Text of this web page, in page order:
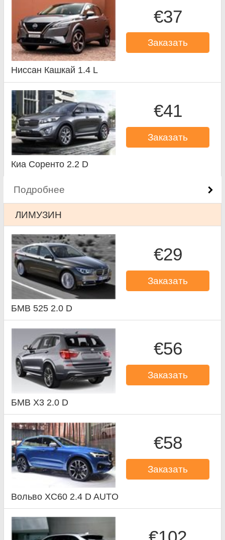
€37
Заказать
Ниссан Кашкай 1.4 L
€41
Заказать
Киа Соренто 2.2 D
Подробнее
ЛИМУЗИН
€29
Заказать
БМВ 525 2.0 D
€56
Заказать
БМВ X3 2.0 D
€58
Заказать
Вольво XC60 2.4 D AUTO